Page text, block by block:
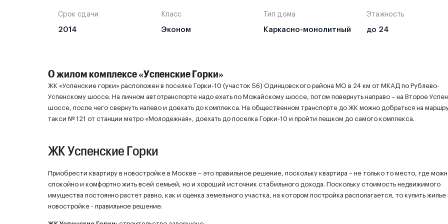
Срок сдачи
2014
Класс
Эконом
Тип дома
Каркасно-монолитный
Этажность
до 24
О жилом комплексе «Успенские Горки»
ЖК «Успенские горки» расположен в поселке Горки-10 (участок 56) Одинцовского района МО в 24 км от МКАД по Рублево-
Успенскому шоссе. На личном автотранспорте надо ехать по Можайскому шоссе, потом повернуть направо – на Второе
шоссе, после чего свернуть налево и доехать до комплекса. На общественном транспорте до ЖК можно добраться на
такси № 121 от станции метро «Молодежная», доехать до поселка Горки-10 и пройти пешком до самого комплекса.
ЖК Успенские Горки
Приобрести квартиру в новостройке в Москве – это правильное решение, поскольку квартира – не только то место, где
спокойно и комфортно жить всей семьей, но и хороший источник стабильного дохода. Поскольку стоимость недвижимого
имущества постоянно растет равно, как и оценка земельного участка, на котором постройка располагается, то купить жилье
новостройке - правильное решение.